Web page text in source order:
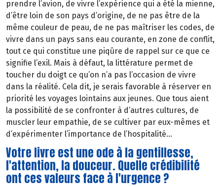
prendre l’avion, de vivre l’expérience qui a été la mienne,
d’être loin de son pays d’origine, de ne pas être de la
même couleur de peau, de ne pas maîtriser les codes, de
vivre dans un pays sans eau courante, en zone de conflit,
tout ce qui constitue une piqûre de rappel sur ce que ce
signifie l’exil. Mais à défaut, la littérature permet de
toucher du doigt ce qu’on n’a pas l’occasion de vivre
dans la réalité. Cela dit, je serais favorable à réserver en
priorité les voyages lointains aux jeunes. Que tous aient
la possibilité de se confronter à d’autres cultures, de
muscler leur empathie, de se cultiver par eux-mêmes et
d’expérimenter l’importance de l’hospitalité...
Votre livre est une ode à la gentillesse,
l'attention, la douceur. Quelle crédibilité
ont ces valeurs face à l'urgence ?